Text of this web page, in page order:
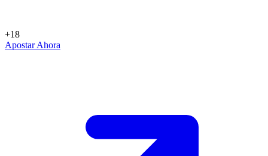
+18
Apostar Ahora